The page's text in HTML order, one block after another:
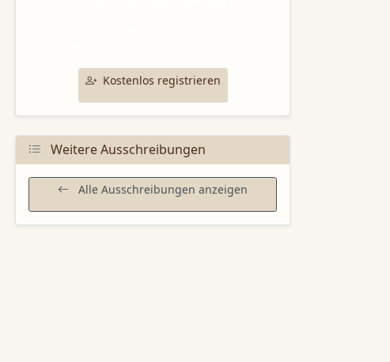
Kostenlos registrieren
Weitere Ausschreibungen
Alle Ausschreibungen anzeigen